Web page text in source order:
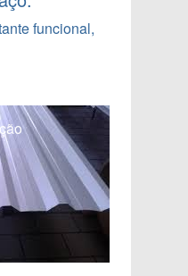
funcional,